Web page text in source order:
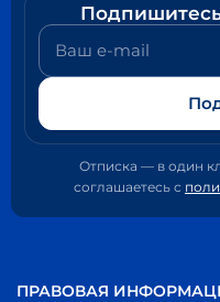
Ваш e-mail
Отписка — в один
соглашаетесь с
ПРАВОВАЯ